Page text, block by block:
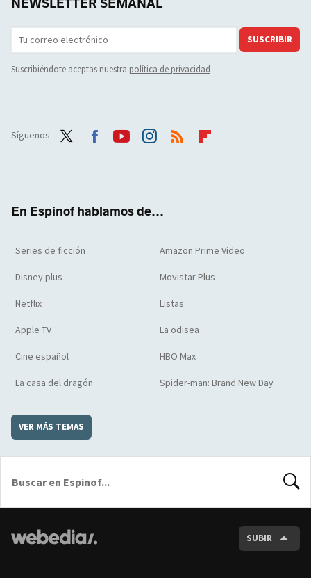
NEWSLETTER SEMANAL
SUSCRIBIR
Suscribiéndote aceptas nuestra política de privacidad
Síguenos
En Espinof hablamos de...
Series de ficción Amazon Prime Video
Disney plus Movistar Plus
Netflix Listas
Apple TV La odisea
Cine español HBO Max
La casa del dragón Spider-man: Brand New Day
VER MÁS TEMAS
SUBIR